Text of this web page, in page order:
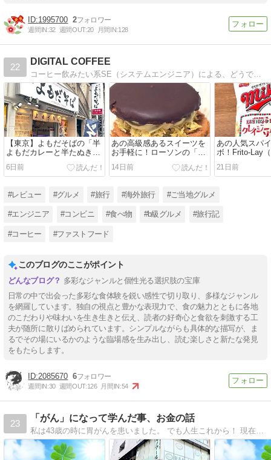
1995700 2
週間IN:32 週間OUT:20 月間IN:128
22
DIGITAL COFFEE
コーヒー飲みたい系SE（システムエンジニア）による、どうでもいいことを呟くどうでもいいブログ
【東京】よもだそばの「半
よもだカレーと半たぬきそ
ばセット」の巻
6日前
あの高級感あるスイーツを
お手軽に！ローソンの「ド
バイチョコ風サンド」の巻
14日前
あの人気スパ
ボ！Frito-Lay
ー）の「マイ
ン クレイジー
21日前
#レビュー #グルメ #旅行 #海外旅行 #ご当地グルメ
#エンジニア #コンビニ #食べ物 #b級グルメ #旅行記
#コーヒー #ファストフード
このブログのここがポイント
多彩なジャンルと個性光る選択肢の宝庫
日常の中で出会った多彩な食体験を鋭い感性で切り取り、多様なジャンル
を網羅しています。独自の視点と豊かな表現力で、食の魅力とともに各地
のこだわりや味わいを生き生きと伝え、読者の好奇心と食欲を刺激する工
夫が随所に散りばめられています。シンプルながらも具体的な描写が、ま
るでその場にいるかのような臨場感を生み出し、読む楽しさと新たな発見
をもたらします。
2085670 6
週間IN:30 週間OUT:126 月間IN:54
23
「がん」になって学んだ事、お金の話
私は43歳の時に胃がんを患いました。 でも人生これから！ 現在は「病気と健康」「お金」「飲食」「FP試験」をテーマにファイナンシャル・プランナーの視点からブログを配信中です。